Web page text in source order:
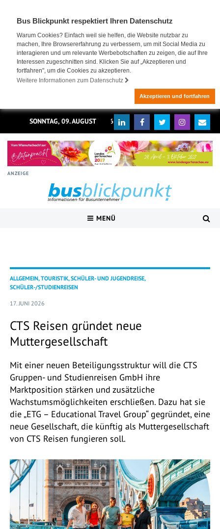
Bus Blickpunkt respektiert Ihren Datenschutz
Warum Cookies? Einfach weil sie helfen, die Website nutzbar zu
machen, Ihre Browsererfahrung zu verbessern, um mit Social Media zu
interagieren und um relevante Werbebotschaften zu zeigen, die auf Ihre
Interessen zugeschnitten sind. Klicken Sie auf „Akzeptieren und
fortfahren", um die Cookies zu akzeptieren.
Weitere Informationen zum Datenschutz
Akzeptieren und fortfahren
SONNTAG, 09. AUGUST 2026
ANZEIGE
MENÜ
ALLGEMEIN, TOURISTIK, SCHÜLER- UND JUGENDREISE,
SCHÜLER-/STUDIENREISEN
17. JUNI 2026
CTS Reisen gründet neue
Muttergesellschaft
Mit einer neuen Beteiligungsstruktur will die CTS
Gruppen- und Studienreisen GmbH ihre
Marktposition stärken und zusätzliche
Wachstumsmöglichkeiten erschließen. Dazu hat sie
die „ETG – Educational Travel Group“ gegründet, eine
neue Gesellschaft, die künftig als Muttergesellschaft
von CTS Reisen fungieren soll.